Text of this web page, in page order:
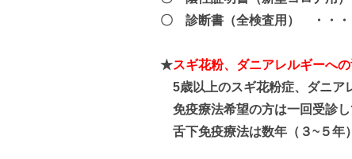
〇 診断書（全検査用） ・・・
★スギ花粉、ダニアレルギーへ
5歳以上のスギ花粉症、ダニア
免疫療法希望の方は一回受診し
舌下免疫療法は数年（３~５年